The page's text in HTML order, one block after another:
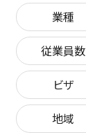
業種
従業員数
ビザ
地域